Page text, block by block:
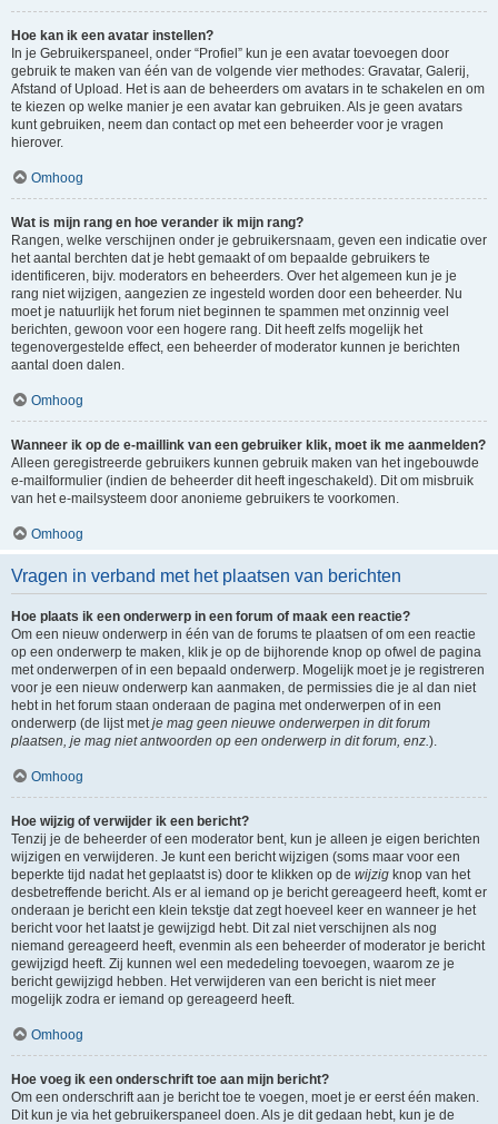
Hoe kan ik een avatar instellen?
In je Gebruikerspaneel, onder “Profiel” kun je een avatar toevoegen door
gebruik te maken van één van de volgende vier methodes: Gravatar, Galerij,
Afstand of Upload. Het is aan de beheerders om avatars in te schakelen en om
te kiezen op welke manier je een avatar kan gebruiken. Als je geen avatars
kunt gebruiken, neem dan contact op met een beheerder voor je vragen
hierover.
Omhoog
Wat is mijn rang en hoe verander ik mijn rang?
Rangen, welke verschijnen onder je gebruikersnaam, geven een indicatie over
het aantal berchten dat je hebt gemaakt of om bepaalde gebruikers te
identificeren, bijv. moderators en beheerders. Over het algemeen kun je je
rang niet wijzigen, aangezien ze ingesteld worden door een beheerder. Nu
moet je natuurlijk het forum niet beginnen te spammen met onzinnig veel
berichten, gewoon voor een hogere rang. Dit heeft zelfs mogelijk het
tegenovergestelde effect, een beheerder of moderator kunnen je berichten
aantal doen dalen.
Omhoog
Wanneer ik op de e-maillink van een gebruiker klik, moet ik me aanmelden?
Alleen geregistreerde gebruikers kunnen gebruik maken van het ingebouwde
e-mailformulier (indien de beheerder dit heeft ingeschakeld). Dit om misbruik
van het e-mailsysteem door anonieme gebruikers te voorkomen.
Omhoog
Vragen in verband met het plaatsen van berichten
Hoe plaats ik een onderwerp in een forum of maak een reactie?
Om een nieuw onderwerp in één van de forums te plaatsen of om een reactie
op een onderwerp te maken, klik je op de bijhorende knop op ofwel de pagina
met onderwerpen of in een bepaald onderwerp. Mogelijk moet je je registreren
voor je een nieuw onderwerp kan aanmaken, de permissies die je al dan niet
hebt in het forum staan onderaan de pagina met onderwerpen of in een
onderwerp (de lijst metje mag geen nieuwe onderwerpen in dit forum
plaatsen, je mag niet antwoorden op een onderwerp in dit forum, enz.).
Omhoog
Hoe wijzig of verwijder ik een bericht?
Tenzij je de beheerder of een moderator bent, kun je alleen je eigen berichten
wijzigen en verwijderen. Je kunt een bericht wijzigen (soms maar voor een
beperkte tijd nadat het geplaatst is) door te klikken op de wijzig knop van het
desbetreffende bericht. Als er al iemand op je bericht gereageerd heeft, komt er
onderaan je bericht een klein tekstje dat zegt hoeveel keer en wanneer je het
bericht voor het laatst je gewijzigd hebt. Dit zal niet verschijnen als nog
niemand gereageerd heeft, evenmin als een beheerder of moderator je bericht
gewijzigd heeft. Zij kunnen wel een mededeling toevoegen, waarom ze je
bericht gewijzigd hebben. Het verwijderen van een bericht is niet meer
mogelijk zodra er iemand op gereageerd heeft.
Omhoog
Hoe voeg ik een onderschrift toe aan mijn bericht?
Om een onderschrift aan je bericht toe te voegen, moet je er eerst één maken.
Dit kun je via het gebruikerspaneel doen. Als je dit gedaan hebt, kun je de